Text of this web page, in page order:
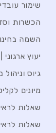
שימור
הכשרות
השמה
יעוץ
גיוס
מיונים
שאלות
שאלות